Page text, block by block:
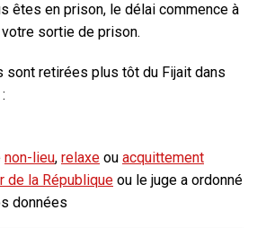
êtes en prison, le délai commence à
sortie de prison.
sont retirées plus tôt du Fijait dans
non-lieu, relaxe ou acquittement
de la République ou le juge a ordonné
données